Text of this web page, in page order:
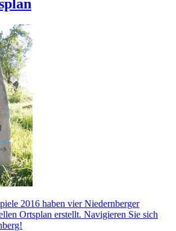
2016 haben vier Niedernberger
Ortsplan erstellt. Navigieren Sie sich